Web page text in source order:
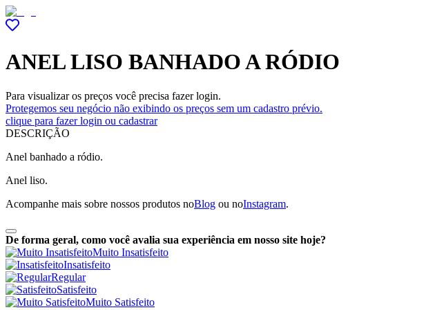
ANEL LISO BANHADO A RÓDIO
Para visualizar os preços você precisa fazer login.
Protegemos seu negócio não exibindo os preços sem um cadastro prévio.
clique para fazer login ou cadastrar
DESCRIÇÃO
Anel banhado a ródio.
Anel liso.
Acompanhe mais sobre nossos produtos noBlog ou noInstagram.
De forma geral, como você avalia sua experiência em nosso site hoje?
Muito Insatisfeito
Insatisfeito
Regular
Satisfeito
Muito Satisfeito